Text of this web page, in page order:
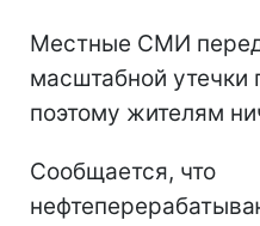
Местные СМИ
масштабной утечки
поэтому жителям
Сообщается, что